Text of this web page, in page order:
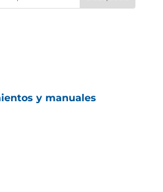
y manuales